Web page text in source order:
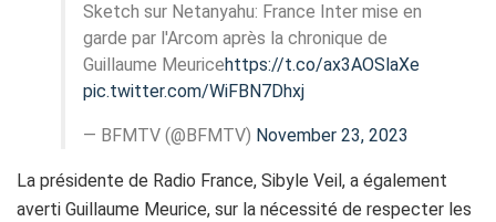
Sketch sur Netanyahu: France Inter mise en
garde par l'Arcom après la chronique de
Guillaume Meuricehttps://t.co/ax3AOSlaXe
pic.twitter.com/WiFBN7Dhxj
— BFMTV (@BFMTV) November 23, 2023
La présidente de Radio France, Sibyle Veil, a également
averti Guillaume Meurice, sur la nécessité de respecter les